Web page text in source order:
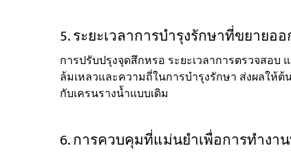
5. ระยะเวลาการบำรุงรักษาที่ขยาย
การปรับปรุงจุดสึกหรอ ระยะเวลาการตรวจสอ
ล้มเหลวและความถี่ในการบำรุงรักษา ส่งผลให้
กับเครนรางน้ำแบบเดิม
6. การควบคุมที่แม่นยำเพื่อการทำงา